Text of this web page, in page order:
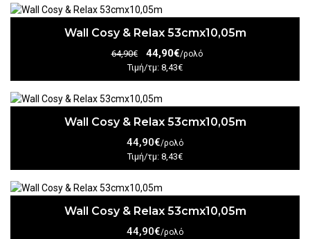
Wall Cosy & Relax 53cmx10,05m
64,90€ 44,90€/ρολό
Τιμή/τμ: 8,43€
Wall Cosy & Relax 53cmx10,05m
44,90€/ρολό
Τιμή/τμ: 8,43€
Wall Cosy & Relax 53cmx10,05m
44,90€/ρολό